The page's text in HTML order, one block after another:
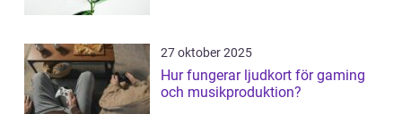
27 oktober 2025
Hur fungerar ljudkort för gaming
och musikproduktion?